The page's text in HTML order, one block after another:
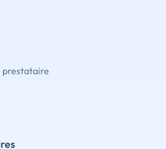
prestataire